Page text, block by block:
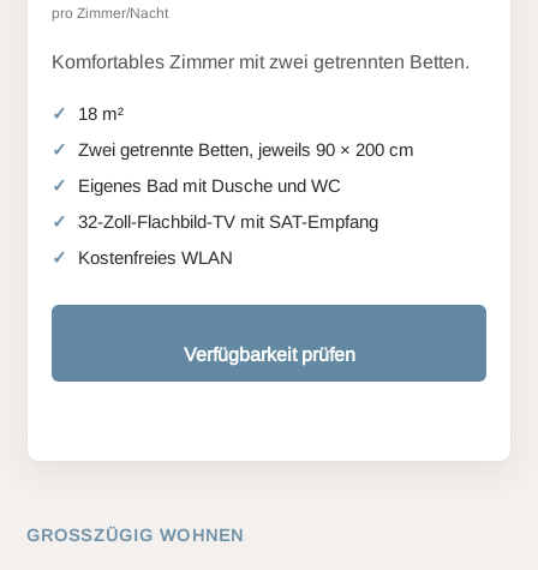
pro Zimmer/Nacht
Komfortables Zimmer mit zwei getrennten Betten.
18 m²
Zwei getrennte Betten, jeweils 90 × 200 cm
Eigenes Bad mit Dusche und WC
32-Zoll-Flachbild-TV mit SAT-Empfang
Kostenfreies WLAN
Verfügbarkeit prüfen
GROSSZÜGIG WOHNEN